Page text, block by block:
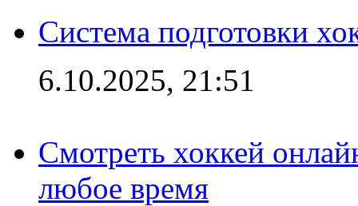
Система подготовки
6.10.2025, 21:51
Смотреть хоккей
любое время